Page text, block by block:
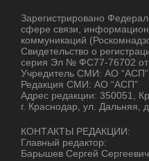
Зарегистрировано
сфере связи,
коммуникаций
Свидетельство о
серия Эл № ФС77-76702 от
Учредитель СМИ: АО “АСП”
Редакция СМИ: АО “АСП”
Адрес редакции: 350051,
г. Краснодар, ул. Дальняя,
КОНТАКТЫ РЕДАКЦИИ:
Главный редактор:
Барышев Сергей Сергеевич